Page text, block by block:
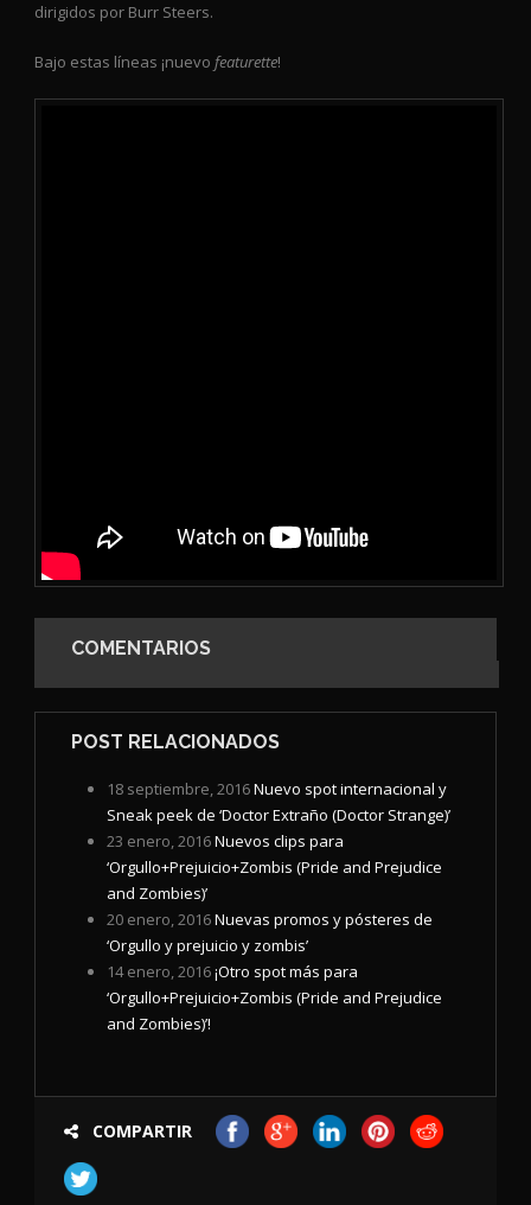
dirigidos por Burr Steers.
Bajo estas líneas ¡nuevo featurette!
COMENTARIOS
POST RELACIONADOS
18 septiembre, 2016Nuevo spot internacional y
Sneak peek de ‘Doctor Extraño (Doctor Strange)’
23 enero, 2016Nuevos clips para
‘Orgullo+Prejuicio+Zombis (Pride and Prejudice
and Zombies)’
20 enero, 2016Nuevas promos y pósteres de
‘Orgullo y prejuicio y zombis’
14 enero, 2016¡Otro spot más para
‘Orgullo+Prejuicio+Zombis (Pride and Prejudice
and Zombies)’!
COMPARTIR